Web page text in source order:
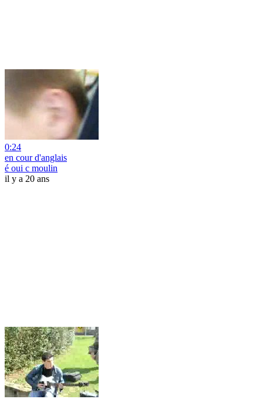
0:24
en cour d'anglais
é oui c moulin
il y a 20 ans